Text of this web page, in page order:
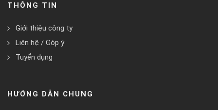
THÔNG TIN
Giới thiệu công ty
Liên hệ / Góp ý
Tuyển dụng
HƯỚNG DẪN CHUNG